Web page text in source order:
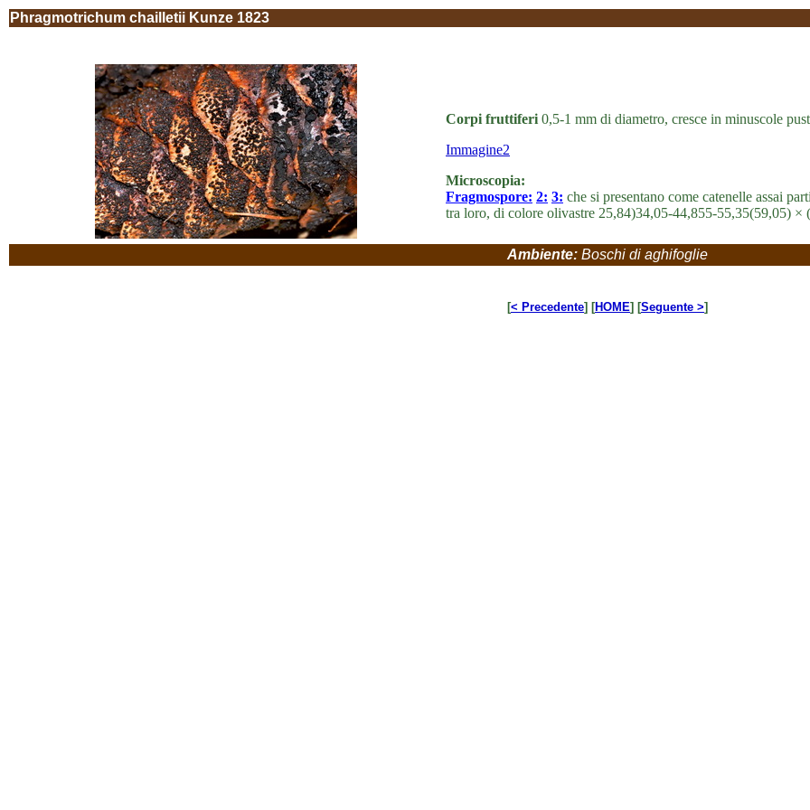
Phragmotrichum chailletii Kunze 1823
Corpi fruttiferi 0,5-1 mm di diametro, cresce in minuscole
Immagine2
Microscopia:
Fragmospore: 2: 3: che si presentano come catenelle assai
tra loro, di colore olivastre 25,84)34,05-44,855-55,35(59,05)
Ambiente: Boschi di aghifoglie
[< Precedente] [HOME] [Seguente >]